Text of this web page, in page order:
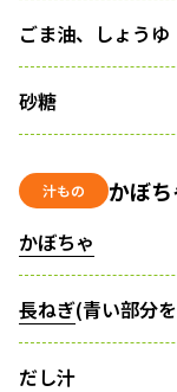
ごま油、しょうゆ
砂糖
汁もの かぼ
かぼちゃ
長ねぎ(青い部分
だし汁